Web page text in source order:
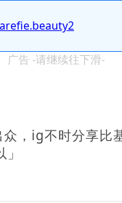
广告 -请继续往下滑-
，ig不时分享比